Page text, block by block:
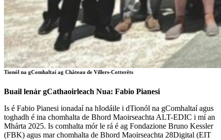
Tionól na gComhaltaí ag Château de Villers-Cotterêts
Buail lenár gCathaoirleach Nua: Fabio Pianesi
Is é Fabio Pianesi ionadaí na hIodáile i dTionól na gComhaltaí agus
toghadh é ina chomhalta de Bhord Maoirseachta ALT-EDIC i mí an
Mhárta 2025. Is comhalta mór le rá é ag Fondazione Bruno Kessler
(FBK) agus mar chomhalta de Bhord Maoirseachta 28Digital (EIT